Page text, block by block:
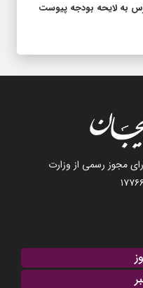
بورس به لایحه بودجه پیوست
مجوز رسمی از وزارت